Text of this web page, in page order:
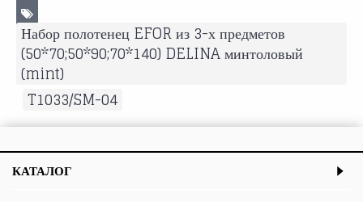
Набор полотенец EFOR из 3-х предметов
(50*70;50*90;70*140) DELINA минтоловый
(mint)
T1033/SM-04
КАТАЛОГ